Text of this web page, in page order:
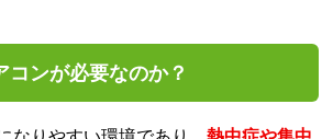
コンが必要なのか？